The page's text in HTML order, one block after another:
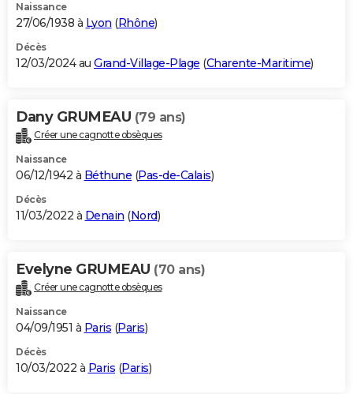
Naissance
27/06/1938 à Lyon (Rhône)
Décès
12/03/2024 au Grand-Village-Plage (Charente-Maritime)
Dany GRUMEAU (79 ans)
Créer une cagnotte obsèques
Naissance
06/12/1942 à Béthune (Pas-de-Calais)
Décès
11/03/2022 à Denain (Nord)
Evelyne GRUMEAU (70 ans)
Créer une cagnotte obsèques
Naissance
04/09/1951 à Paris (Paris)
Décès
10/03/2022 à Paris (Paris)